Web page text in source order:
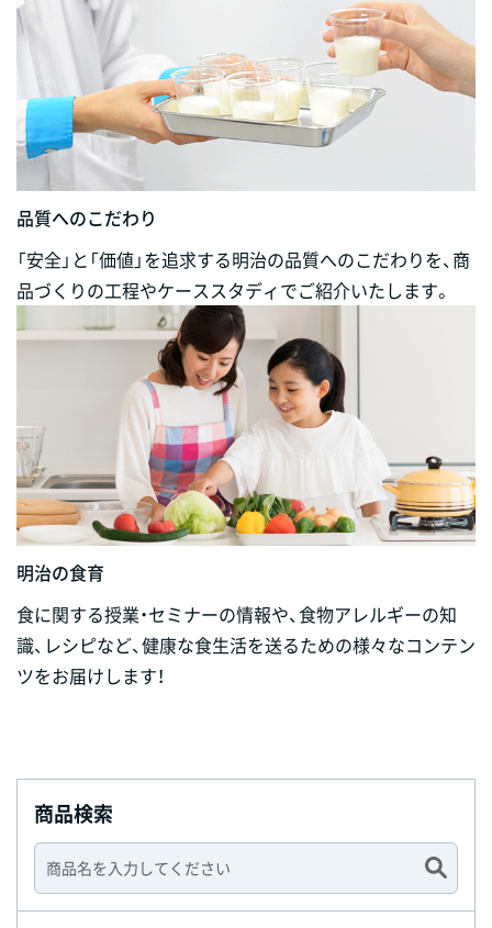
品質へのこだわり
「安全」と「価値」を追求する明治の品質へのこだわりを、商
品づくりの工程やケーススタディでご紹介いたします。
明治の食育
食に関する授業・セミナーの情報や、食物アレルギーの知
識、レシピなど、健康な食生活を送るための様々なコンテン
ツをお届けします！
商品検索